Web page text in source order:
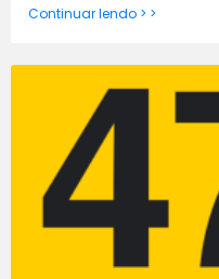
Continuar lendo > >